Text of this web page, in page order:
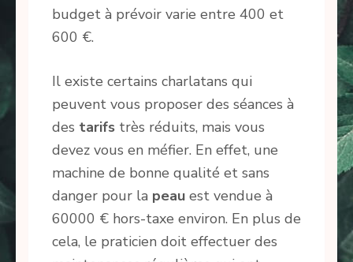
budget à prévoir varie entre 400 et
600 €.
Il existe certains charlatans qui
peuvent vous proposer des séances à
des tarifs très réduits, mais vous
devez vous en méfier. En effet, une
machine de bonne qualité et sans
danger pour la peau est vendue à
60000 € hors-taxe environ. En plus de
cela, le praticien doit effectuer des